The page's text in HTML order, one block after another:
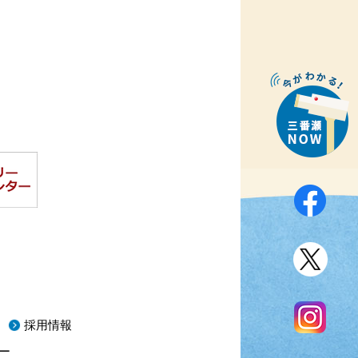
採用情報